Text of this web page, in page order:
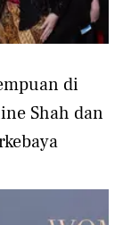
di
Shah dan